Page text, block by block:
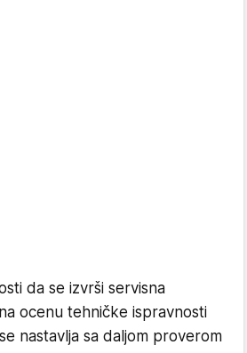
da se izvrši servisna
ocenu tehničke ispravnosti
nastavlja sa daljom proverom